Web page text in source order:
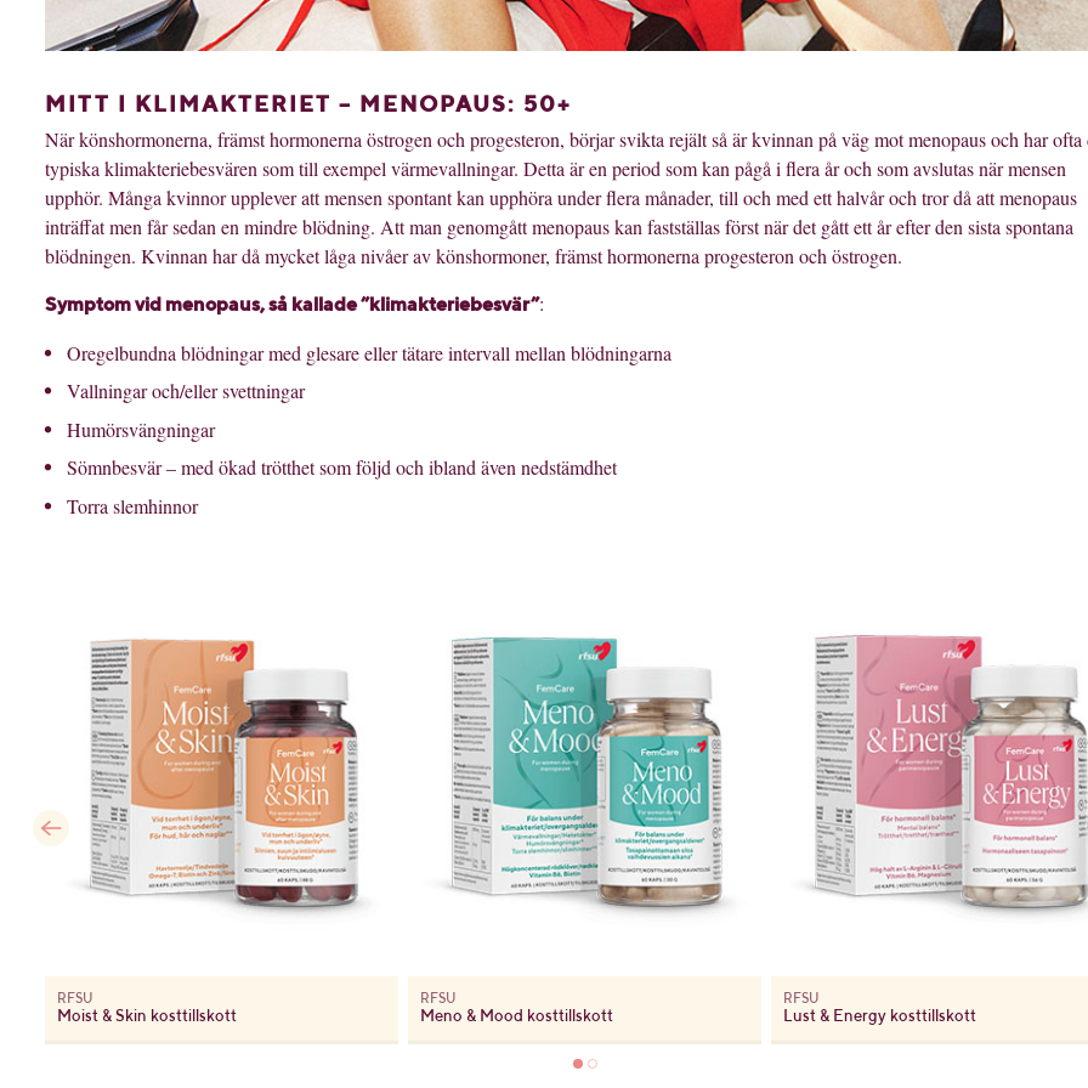
MITT I KLIMAKTERIET – MENOPAUS: 50+
När könshormonerna, främst hormonerna östrogen och progesteron, börjar svikta rejält så är kvinnan på väg mot menopaus och har ofta
typiska klimakteriebesvären som till exempel värmevallningar. Detta är en period som kan pågå i flera år och som avslutas när mensen
upphör. Många kvinnor upplever att mensen spontant kan upphöra under flera månader, till och med ett halvår och tror då att menopaus
inträffat men får sedan en mindre blödning. Att man genomgått menopaus kan fastställas först när det gått ett år efter den sista spontana
blödningen. Kvinnan har då mycket låga nivåer av könshormoner, främst hormonerna progesteron och östrogen.
Symptomvid menopaus, så kallade ”klimakteriebesvär”:
Oregelbundna blödningar med glesare eller tätare intervall mellan blödningarna
Vallningar och/eller svettningar
Humörsvängningar
Sömnbesvär – med ökad trötthet som följd och ibland även nedstämdhet
Torra slemhinnor
RFSU
Moist & Skin kosttillskott
RFSU
Meno & Mood kosttillskott
RFSU
Lust & Energy kosttillskott